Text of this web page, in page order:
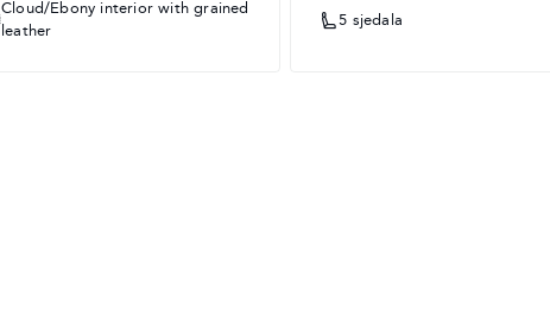
Cloud/Ebony interior with grained
leather
5 sjedala